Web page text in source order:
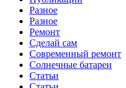
Разное
Разное
Ремонт
Сделай сам
Современный ремонт
Солнечные батареи
Статьи